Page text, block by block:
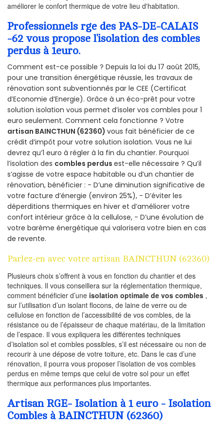
améliorer le confort thermique de votre lieu d'habitation.
Professionnels rge des PAS-DE-CALAIS
-62 vous propose l’isolation des combles
perdus à 1euro.
Comment est-ce possible ? Depuis la loi du 17 août 2015,
pour une transition énergétique réussie, les travaux de
rénovation sont subventionnés par le CEE (Certificat
d’Economie d’Energie). Grâce à un éco-prêt pour votre
solution isolation vous permet d’isoler vos combles pour 1
euro seulement. Comment cela fonctionne ? Votre
artisan BAINCTHUN (62360) vous fait bénéficier de ce
crédit d’impôt pour votre solution isolation. Vous ne lui
devrez qu’1 euro à régler à la fin du chantier. Pourquoi
l’isolation des combles perdus est-elle nécessaire ? Qu’il
s’agisse de votre espace habitable ou d’un chantier de
rénovation, bénéficier : - D’une diminution significative de
votre facture d’énergie (environ 25%), - D’éviter les
déperditions thermiques en hiver et d’améliorer votre
confort intérieur grâce à la cellulose, - D’une évolution de
votre barème énergétique qui valorisera votre bien en cas
de revente.
Parlez-en avec votre artisan BAINCTHUN (62360)
Plusieurs choix s’offrent à vous en fonction du chantier et des
techniques. Il vous conseillera sur la réglementation thermique,
comment bénéficier d’une isolation optimale de vos combles ,
sur l’utilisation d’un isolant flocons, de laine de verre ou de
cellulose en fonction de l’accessibilité de vos combles, de la
résistance ou de l’épaisseur de chaque matériau, de la limitation
de l’espace. Il vous expliquera les différentes techniques
d’isolation sol et combles possibles, s’il est nécessaire ou non de
recourir à une dépose de votre toiture, etc. Dans le cas d’une
rénovation, il pourra vous proposer l’isolation de vos combles
perdus en même temps que celui de votre sol pour un effet
thermique aux performances plus importantes.
Artisan RGE- Isolation à 1 euro - Isolation
Combles à BAINCTHUN (62360)